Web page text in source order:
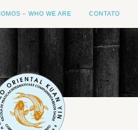
– WHO WE ARE CONTATO
<